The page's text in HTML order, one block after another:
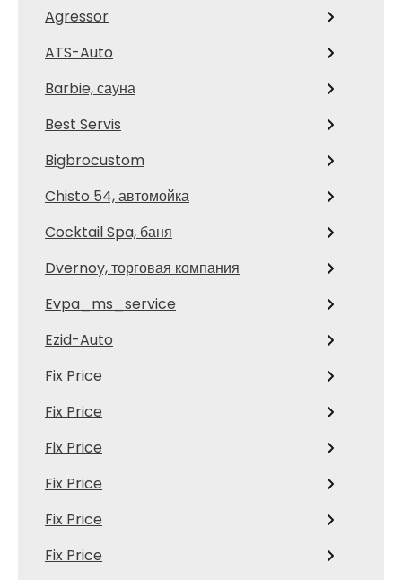
Agressor
ATS-Auto
Barbie, сауна
Best Servis
Bigbrocustom
Chisto 54, автомойка
Cocktail Spa, баня
Dvernoy, торговая компания
Evpa_ms_service
Ezid-Auto
Fix Price
Fix Price
Fix Price
Fix Price
Fix Price
Fix Price